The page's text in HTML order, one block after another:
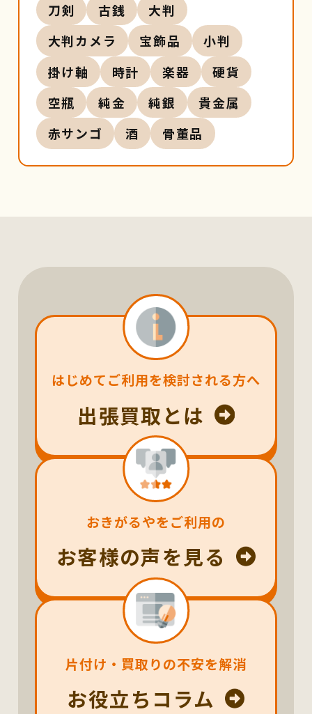
刀剣
古銭
大判
大判カメラ
宝飾品
小判
掛け軸
時計 楽器
硬貨
空瓶
純金 純銀
貴金属
赤サンゴ
酒 骨董品
はじめてご利用を検討される方へ
出張買取とは
おきがるやをご利用の
お客様の声を見る
片付け・買取りの不安を解消
お役立ちコラム